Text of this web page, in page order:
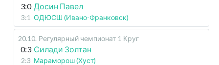
3:0 Досин Павел
3:1 ОДЮСШ (Ивано-Франковск)
20.10. Регулярный чемпионат 1 Круг
0:3 Силади Золтан
2:3 Мараморош (Хуст)